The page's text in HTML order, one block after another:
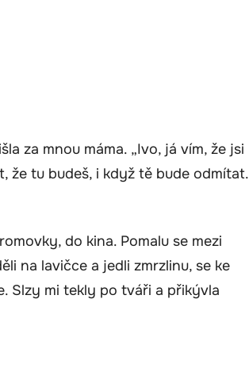
za mnou máma. „Ivo, já vím, že jsi
že tu budeš, i když tě bude odmítat.
do kina. Pomalu se mezi
na lavičce a jedli zmrzlinu, se ke
Slzy mi tekly po tváři a přikývla